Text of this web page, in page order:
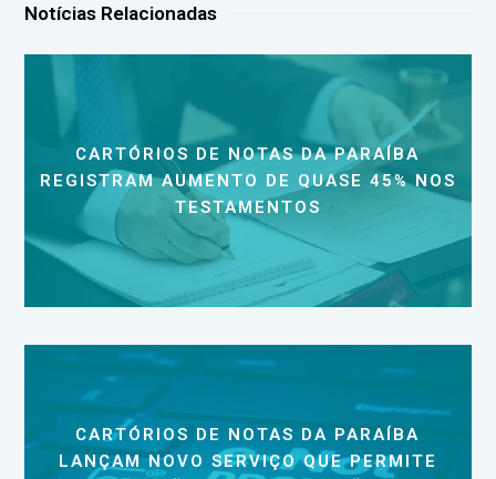
Notícias Relacionadas
CARTÓRIOS DE NOTAS DA PARAÍBA
REGISTRAM AUMENTO DE QUASE 45% NOS
TESTAMENTOS
CARTÓRIOS DE NOTAS DA PARAÍBA
LANÇAM NOVO SERVIÇO QUE PERMITE